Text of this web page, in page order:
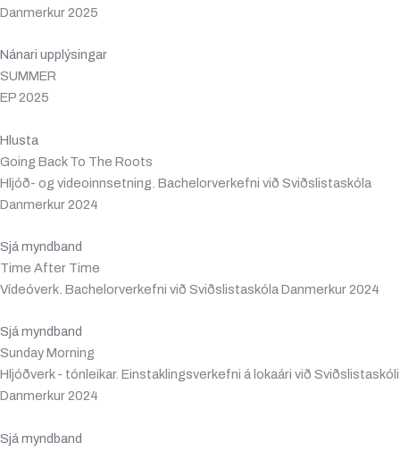
Danmerkur 2025
Nánari upplýsingar
SUMMER
EP 2025
Hlusta
Going Back To The Roots
Hljóð- og videoinnsetning. Bachelorverkefni við Sviðslistaskóla
Danmerkur 2024
Sjá myndband
Time After Time
Vídeóverk. Bachelorverkefni við Sviðslistaskóla Danmerkur 2024
Sjá myndband
Sunday Morning
Hljóðverk - tónleikar. Einstaklingsverkefni á lokaári við Sviðslistaskóli
Danmerkur 2024
Sjá myndband